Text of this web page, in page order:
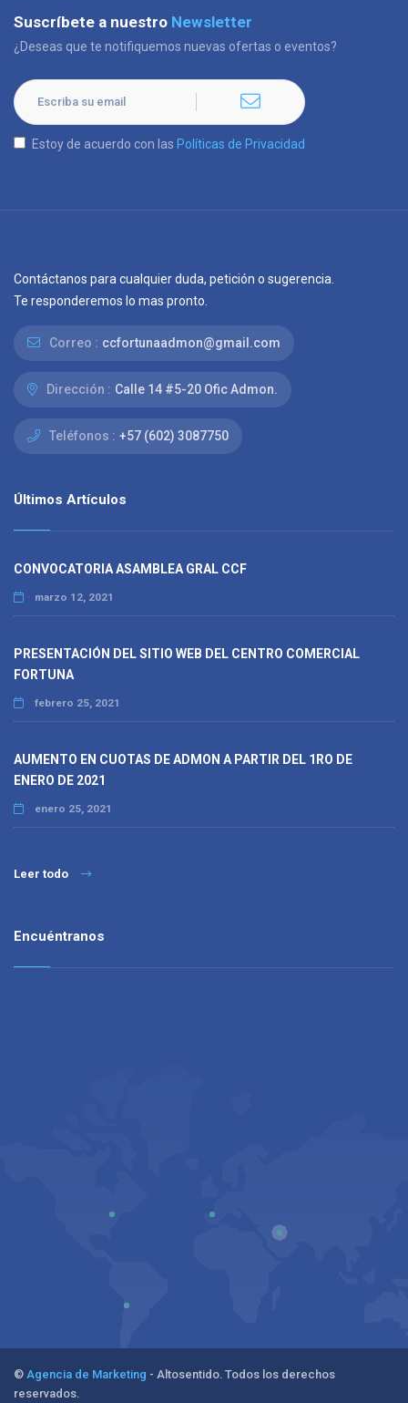
Suscríbete a nuestro Newsletter
¿Deseas que te notifiquemos nuevas ofertas o eventos?
Estoy de acuerdo con las Políticas de Privacidad
Contáctanos para cualquier duda, petición o sugerencia.
Te responderemos lo mas pronto.
Correo : ccfortunaadmon@gmail.com
Dirección : Calle 14 #5-20 Ofic Admon.
Teléfonos : +57 (602) 3087750
Últimos Artículos
CONVOCATORIA ASAMBLEA GRAL CCF
marzo 12, 2021
PRESENTACIÓN DEL SITIO WEB DEL CENTRO COMERCIAL
FORTUNA
febrero 25, 2021
AUMENTO EN CUOTAS DE ADMON A PARTIR DEL 1RO DE
ENERO DE 2021
enero 25, 2021
Leer todo
Encuéntranos
© Agencia de Marketing - Altosentido. Todos los derechos
reservados.